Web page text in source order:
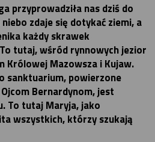
przyprowadziła nas dziś do
zdaje się dotykać ziemi, a
każdy skrawek
tutaj, wśród rynnowych jezior
Królowej Mazowsza i Kujaw.
sanktuarium, powierzone
Bernardynom, jest
To tutaj Maryja, jako
wszystkich, którzy szukają